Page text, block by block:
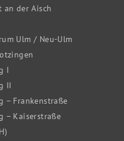
an der Aisch
Ulm / Neu-Ulm
I
II
– Frankenstraße
– Kaiserstraße